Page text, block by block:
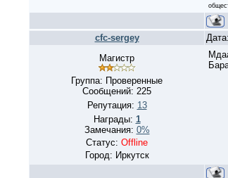
cfc-sergey
Магистр
Группа: Проверенные
Сообщений: 225
Репутация: 13
Награды: 1
Замечания: 0%
Статус: Offline
Город: Иркутск